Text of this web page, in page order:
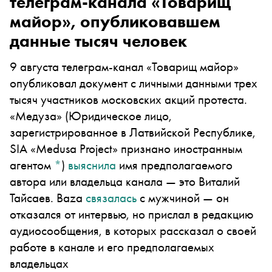
майор», опубликовавшем
данные тысяч человек
9 августа телеграм-канал «Товарищ майор»
опубликовал документ с личными данными трех
тысяч участников московских акций протеста.
«Медуза» (Юридическое лицо,
зарегистрированное в Латвийской Республике,
SIA «Medusa Project» признано иностранным
агентом *) выяснила имя предполагаемого
автора или владельца канала — это Виталий
Тайсаев. Baza связаласьс мужчиной — он
отказался от интервью, но прислал в редакцию
аудиосообщения, в которых рассказал о своей
работе в канале и его предполагаемых
владельцах